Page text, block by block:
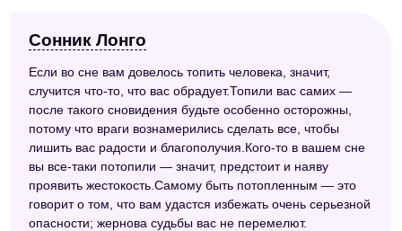
Сонник Лонго
Если во сне вам довелось топить человека, значит,
случится что-то, что вас обрадует.Топили вас самих —
после такого сновидения будьте особенно осторожны,
потому что враги вознамерились сделать все, чтобы
лишить вас радости и благополучия.Кого-то в вашем сне
вы все-таки потопили — значит, предстоит и наяву
проявить жестокость.Самому быть потопленным — это
говорит о том, что вам удастся избежать очень серьезной
опасности; жернова судьбы вас не перемелют.